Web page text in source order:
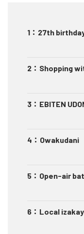
1 ： 27th
2 ： Shopping
3 ： EBITEN
4 ： Owakudani
5 ： Open-air
6 ： Local